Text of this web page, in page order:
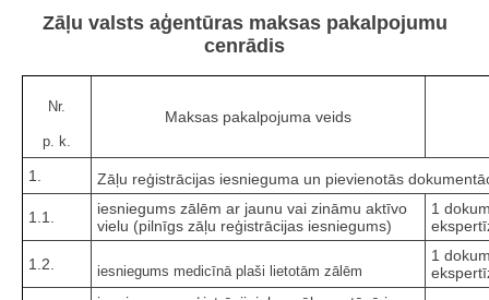
Zāļu valsts aģentūras maksas pakalpojumu
cenrādis
Nr.
p. k.
Maksas pakalpojuma veids
1. Zāļu reģistrācijas iesnieguma un pievienotās
1.1.
iesniegums zālēm ar jaunu vai zināmu aktīvo
vielu (pilnīgs zāļu reģistrācijas iesniegums)
1
1.2. iesniegums medicīnā plaši lietotām zālēm
1